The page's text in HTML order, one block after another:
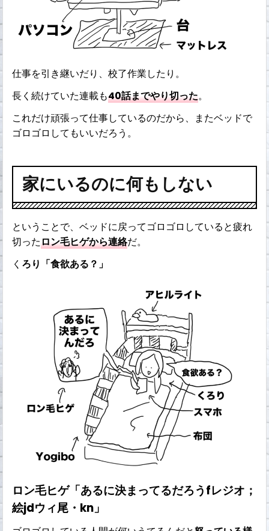
仕事を引き継いだり、校了作業したり。
長く続けていた連載も40話までやり切った。
これだけ頑張って仕事しているのだから、またベッドで
ゴロゴロしてもいいだろう。
家にいるのに何もしない
ということで、ベッドに戻ってゴロゴロしていると疲れ
切ったロン毛ヒゲから連絡だ。
く ろり「食欲ある？」
ロン毛ヒゲ「あるに決まってるだろうfレジオ；
絵jdウィ尾・kn」